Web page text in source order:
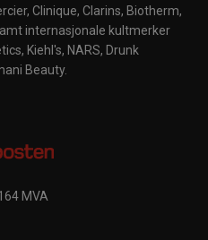
Clinique, Clarins, Biotherm,
internasjonale kultmerker
Kiehl's, NARS, Drunk
Beauty.
MVA
KR!